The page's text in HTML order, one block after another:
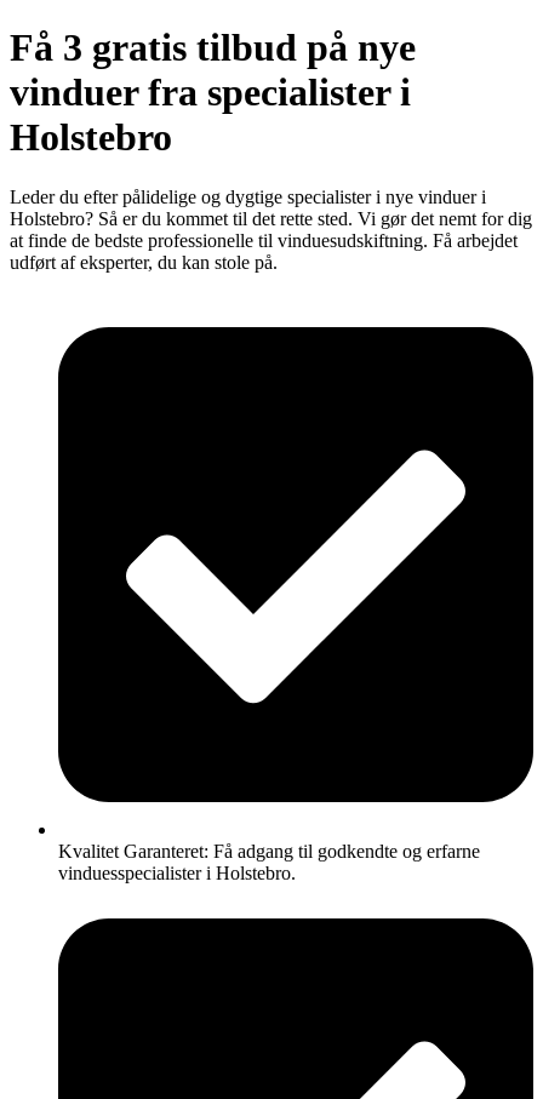
Få 3 gratis tilbud på nye
vinduer fra specialister i
Holstebro
Leder du efter pålidelige og dygtige specialister i nye vinduer i
Holstebro? Så er du kommet til det rette sted. Vi gør det nemt for dig
at finde de bedste professionelle til vinduesudskiftning. Få arbejdet
udført af eksperter, du kan stole på.
Kvalitet Garanteret: Få adgang til godkendte og erfarne
vinduesspecialister i Holstebro.